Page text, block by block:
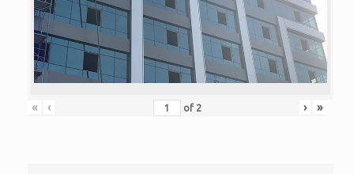
« ‹ of 2 › »